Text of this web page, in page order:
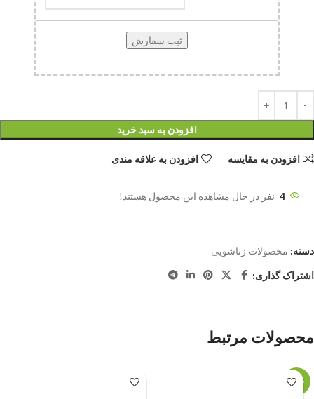
افزودن به سبد خرید
افزودن به مقایسه افزودن به علاقه مندی
4 نفر در حال مشاهده این محصول هستند!
دسته: محصولات زناشویی
اشتراک گذاری:
محصولات مرتبط
حراج